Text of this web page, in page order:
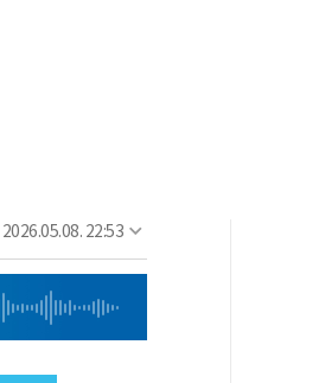
2026.05.08. 22:53